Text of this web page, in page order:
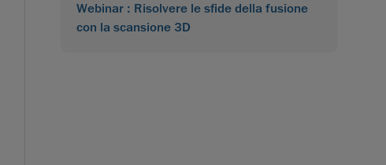
Webinar : Risolvere le sfide della fusione
con la scansione 3D